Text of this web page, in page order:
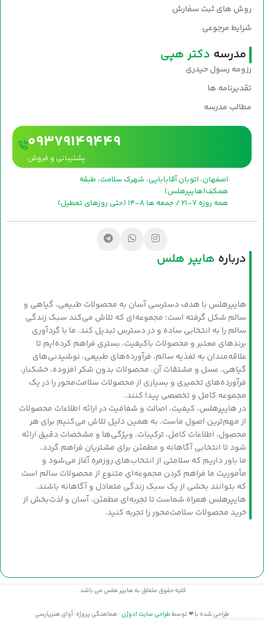
روش های ثبت سفارش
شرایط مرجوعی
مدرسه دکتر هپی
رزومه رسول حیدری
تقدیرنامه ها
مطالب مدرسه
09379149449
پشتیبانی و فروش
اصفهان، اتوبان آقابابایی، شهرک سلامت، طبقه
همکف(هایپرهلس)
همه روزه 7-21 / جمعه ها 8-14 (حتی روزهای تعطیل)
درباره هایپر هلس
هایپرهلس با هدف دسترسی آسان به محصولات طبیعی، گیاهی و
سالم شکل گرفته است؛ مجموعه‌ای که تلاش می‌کند سبک زندگی
سالم را به انتخابی ساده و در دسترس تبدیل کند. ما با گردآوری
برندهای معتبر و محصولات باکیفیت، بستری فراهم کرده‌ایم تا
علاقه‌مندان به تغذیه سالم، فرآورده‌های طبیعی، نوشیدنی‌های
گیاهی، عسل و مشتقات آن، محصولات بدون شکر افزوده، خشکبار،
فرآورده‌های تخمیری و بسیاری از محصولات سلامت‌محور را در یک
مجموعه کامل و تخصصی پیدا کنند.
در هایپرهلس، کیفیت، اصالت و شفافیت در ارائه اطلاعات محصولات
از مهم‌ترین اصول ماست. به همین دلیل تلاش می‌کنیم برای هر
محصول، اطلاعات کامل، ترکیبات، ویژگی‌ها و مشخصات دقیق ارائه
شود تا انتخابی آگاهانه و مطمئن برای مشتریان فراهم گردد.
ما باور داریم که سلامتی از انتخاب‌های روزمره آغاز می‌شود و
مأموریت ما فراهم کردن مجموعه‌ای متنوع از محصولات سالم است
که بتوانند بخشی از یک سبک زندگی متعادل و آگاهانه باشند.
هایپرهلس همراه شماست تا تجربه‌ای مطمئن، آسان و لذت‌بخش از
خرید محصولات سلامت‌محور را تجربه کنید.
کلیه حقوق متعلق به هایپر هلس می باشد.
طراحی شده با ❤ توسططراحی سایت ادوژن· هماهنگی پروژه: آوای هنرپارسی